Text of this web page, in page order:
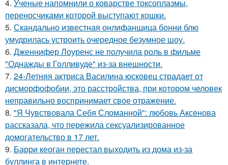
4. Ученые напомнили о коварстве токсоплазмы,
переносчиками которой выступают кошки.
5. Скандально известная онлифанщица бонни блю
умудрилась устроить очередное безумное шоу.
6. Дженнифер Лоуренс не получила роль в фильме
"Однажды в Голливуде" из-за внешности.
7. 24-Летняя актриса Василина юсковец страдает от
дисморфофобии, это расстройства, при котором человек
неправильно воспринимает свое отражение.
8. "Я Чувствовала Себя Сломанной": любовь Аксенова
рассказала, что пережила сексуализированное
домогательство в 17 лет.
9. Барри кеоган перестал выходить из дома из-за
буллинга в интернете.